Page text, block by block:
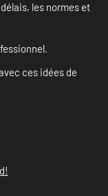
les normes et
ces idées de